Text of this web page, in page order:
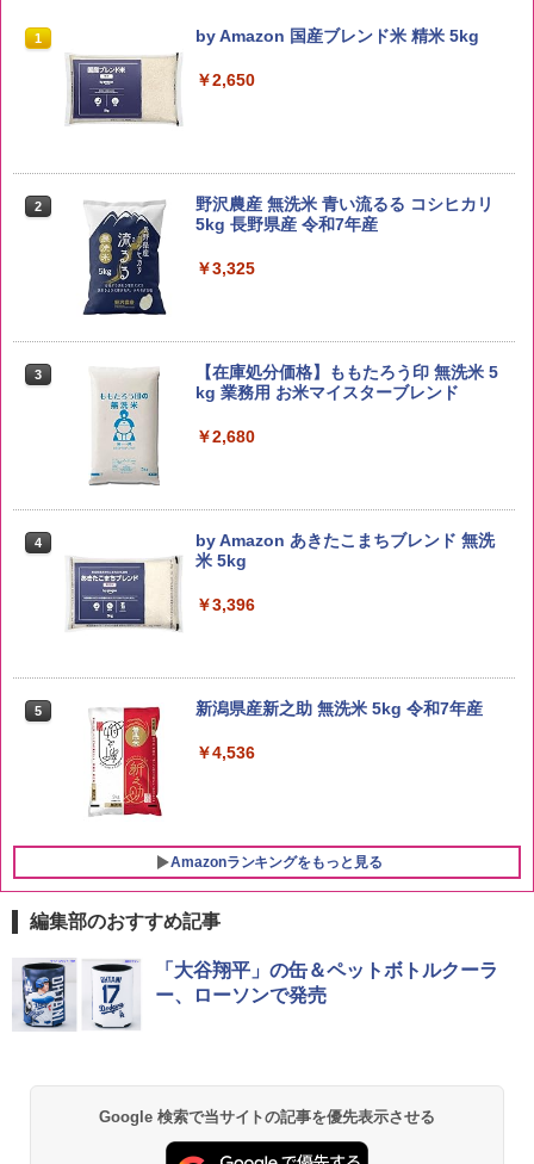
1 by Amazon 国産ブレンド米 精米 5kg
￥2,650
2
野沢農産 無洗米 青い流るる コシヒカリ
5kg 長野県産 令和7年産
￥3,325
3
【在庫処分価格】ももたろう印 無洗米 5
kg 業務用 お米マイスターブレンド
￥2,680
4
by Amazon あきたこまちブレンド 無洗
米 5kg
￥3,396
5 新潟県産新之助 無洗米 5kg 令和7年産
￥4,536
Amazonランキングをもっと見る
1
ブラックニッカ ニッカ Nikka ウィスキ
ー4000ml ブラックニッカクリア ウヰス
キー 【日本 アサヒ ウィスキー】 大容量
角瓶 2700ml サントリー ウイスキー ハ
1
チキンラーメン どんぶり 85g×12個 日清
食品 インスタント カップ麺
国分 tabete だし麺 千葉県産はまぐりだ
し 塩らーめん 108g×10袋 保存食 備蓄
1
シャープ 過熱水蒸気 オーブンレンジ 23
L 1段調理 ブラック RE-WF232-B シンプ
ル操作 コンパクト 一人暮らし 二人暮ら
￥29,582
編集部のおすすめ記事
「大谷翔平」の缶＆ペットボトルクーラ
ー、ローソンで発売
Google 検索で当サイトの記事を優先表示させる